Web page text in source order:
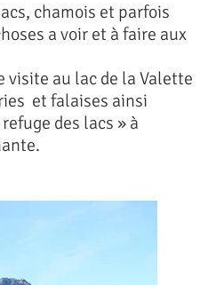
chamois et parfois
a voir et à faire aux
visite au lac de la Valette
et falaises ainsi
des lacs » à